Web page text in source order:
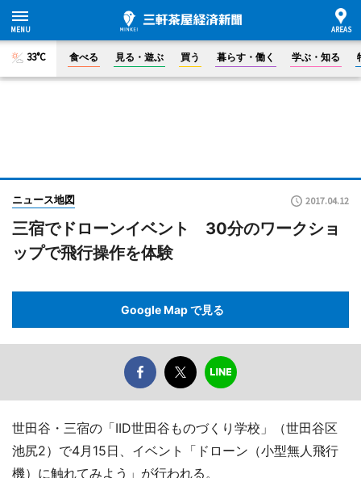
33°C 食べる 見る・遊ぶ 買う 暮らす・働く 学ぶ・知る
ニュース地図 2017.04.12
三宿でドローンイベント 30分のワークショ
ップで飛行操作を体験
Google Map で見る
世田谷・三宿の「IID世田谷ものづくり学校」（世田谷区
池尻2）で4月15日、イベント「ドローン（小型無人飛行
機）に触れてみよう」が行われる。